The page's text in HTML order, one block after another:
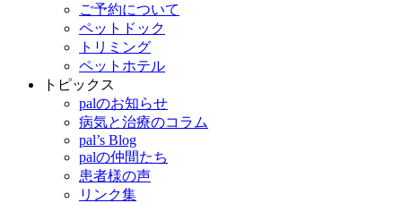
ご予約について
ペットドック
トリミング
ペットホテル
トピックス
palのお知らせ
病気と治療のコラム
pal’s Blog
palの仲間たち
患者様の声
リンク集